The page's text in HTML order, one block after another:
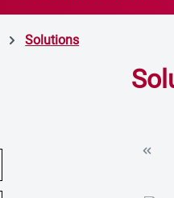
Solutions